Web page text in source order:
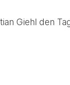
Giehl den